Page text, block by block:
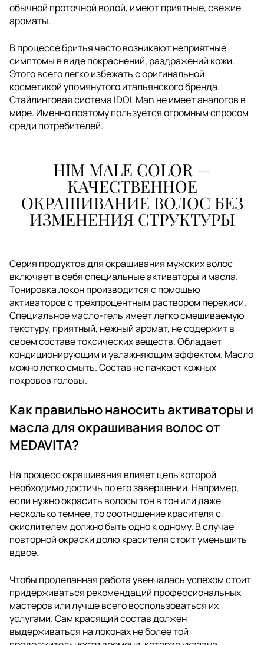
обычной проточной водой, имеют приятные, свежие
ароматы.
В процессе бритья часто возникают неприятные
симптомы в виде покраснений, раздражений кожи.
Этого всего легко избежать с оригинальной
косметикой упомянутого итальянского бренда.
Стайлинговая система IDOL Man не имеет аналогов в
мире. Именно поэтому пользуется огромным спросом
среди потребителей.
HIM MALE COLOR —
КАЧЕСТВЕННОЕ
ОКРАШИВАНИЕ ВОЛОС БЕЗ
ИЗМЕНЕНИЯ СТРУКТУРЫ
Серия продуктов для окрашивания мужских волос
включает в себя специальные активаторы и масла.
Тонировка локон производится с помощью
активаторов с трехпроцентным раствором перекиси.
Специальное масло-гель имеет легко смешиваемую
текстуру, приятный, нежный аромат, не содержит в
своем составе токсических веществ. Обладает
кондиционирующим и увлажняющим эффектом. Масло
можно легко смыть. Состав не пачкает кожных
покровов головы.
Как правильно наносить активаторы и
масла для окрашивания волос от
MEDAVITA?
На процесс окрашивания влияет цель которой
необходимо достичь по его завершении. Например,
если нужно окрасить волосы тон в тон или даже
несколько темнее, то соотношение красителя с
окислителем должно быть одно к одному. В случае
повторной окраски долю красителя стоит уменьшить
вдвое.
Чтобы проделанная работа увенчалась успехом стоит
придерживаться рекомендаций профессиональных
мастеров или лучше всего воспользоваться их
услугами. Сам красящий состав должен
выдерживаться на локонах не более той